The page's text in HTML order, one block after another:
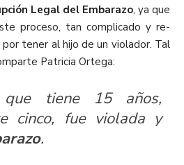
Legal del Embarazo, ya que
proceso, tan complicado y re-
tener al hijo de un violador. Tal
Patricia Ortega:
que tiene 15 años,
cinco, fue violada y
.